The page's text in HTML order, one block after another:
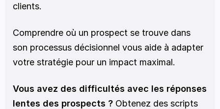
clients.
Comprendre où un prospect se trouve dans
son processus décisionnel vous aide à adapter
votre stratégie pour un impact maximal.
Vous avez des difficultés avec les réponses
lentes des prospects ? Obtenez des scripts